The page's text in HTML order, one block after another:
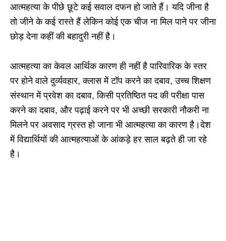
आत्महत्या के पीछे छूटे कई सवाल दफन हो जाते हैं। यदि जीना है
तो जीने के कई रास्ते हैं लेकिन कोई एक चीज ना मिल पाने पर जीना
छोड़ देना कहीं की बहादुरी नहीं है।
आत्महत्या का केवल आर्थिक कारण ही नहीं है पारिवारिक के स्तर
पर होने वाले दुर्व्यवहार, क्लास में टॉप करने का दबाव, उच्च शिक्षण
संस्थान में प्रवेश का दबाव, किसी प्रतिष्ठित पद की परीक्षा पास
करने का दबाव, और पढ़ाई करने पर भी अच्छी सरकारी नौकरी ना
मिलने पर अवसाद ग्रस्त हो जाना भी आत्महत्या का कारण है।देश
में विद्यार्थियों की आत्महत्याओं के आंकड़े हर साल बढ़ते ही जा रहे
है।